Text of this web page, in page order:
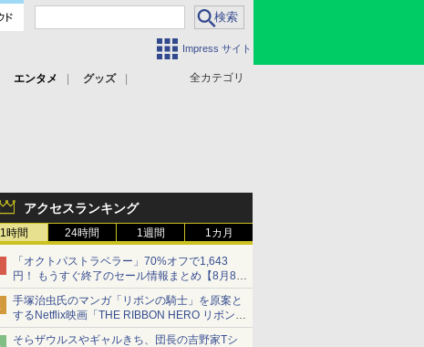
Impress サイト
全カテゴリ
エンタメ
グッズ
アクセスランキング
1時間 24時間 1週間 1カ月
「オクトパストラベラー」70%オフで1,643
円！ もうすぐ終了のセール情報まとめ【8月8日
更新】
ニンテンドーeショップでは「大神 絶景版」が
67%オフで990円
手塚治虫氏のマンガ「リボンの騎士」を原案と
するNetflix映画「THE RIBBON HERO リボンヒ
ーロー」本日配信開始
そらザウルスやギャルきち、団長の吉野家Tシ